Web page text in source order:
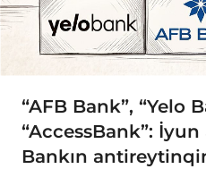
“AFB Bank”, “Yelo
“AccessBank”:
Bankın